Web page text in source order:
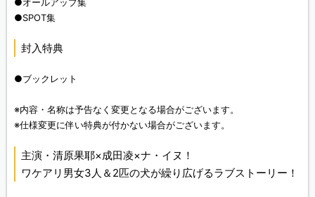
●SPOT集
封入特典
●ブックレット
※内容・名称は予告なく変更となる場合がございます。
※仕様変更に伴い特典が付かない場合がございます。
主演・清原果耶×成田凌×ナ・イヌ！
ワケアリ男女3人＆2匹の犬が繰り広げるラブストーリー！